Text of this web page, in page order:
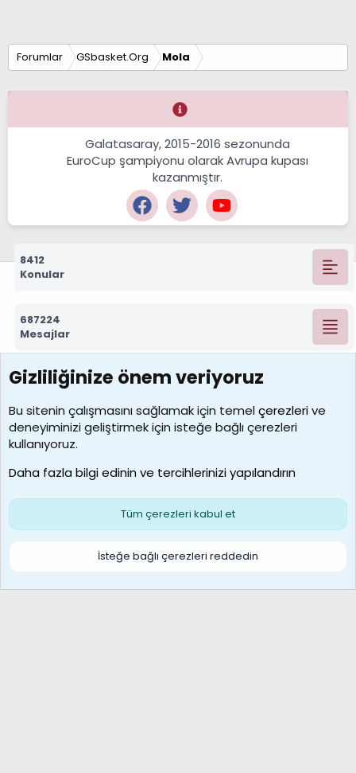
Forumlar GSbasket.Org Mola
Galatasaray, 2015-2016 sezonunda
EuroCup şampiyonu olarak Avrupa kupası
kazanmıştır.
8412
Konular
687224
Mesajlar
7388
Kullanıcılar
borabekirogluu
Son üye
Çerezler
S
Gizliliğinize önem veriyoruz
Bu sitenin çalışmasını sağlamak için temelçerezlerive
deneyiminizi geliştirmek için isteğe bağlı çerezleri
kullanıyoruz.
Daha fazla bilgi edinin ve tercihlerinizi yapılandırın
Tüm çerezleri kabul et
İsteğe bağlı çerezleri reddedin